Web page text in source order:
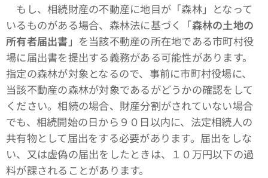
もし、相続財産の不動産に地目が「森林」となって
いるものがある場合、森林法に基づく「森林の土地の
所有者届出書 」を当該不動産の所在地である市町村役
場に届出書を提出する義務がある可能性があります。
指定の森林が対象となるので、事前に市町村役場に、
当該不動産の森林が対象であるがどうかの確認をして
ください。相続の場合、財産分割がされていない場合
でも、相続開始の日から９０日以内に、法定相続人の
共有物として届出をする必要があります。届出をしな
い、又は虚偽の届出をしたときは、１０万円以下の過
料が課されることがあります。